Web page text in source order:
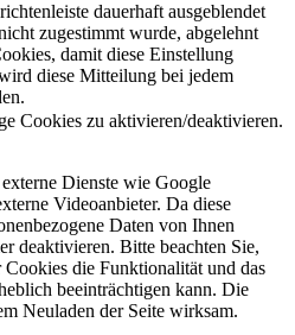
dauerhaft ausgeblendet
zugestimmt wurde, abgelehnt
damit diese Einstellung
diese Mitteilung bei jedem
Cookies zu aktivieren/deaktivieren.
Dienste wie Google
Videoanbieter. Da diese
Daten von Ihnen
deaktivieren. Bitte beachten Sie,
die Funktionalität und das
beeinträchtigen kann. Die
Neuladen der Seite wirksam.